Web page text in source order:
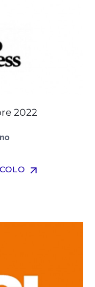
2022
arrow_upward